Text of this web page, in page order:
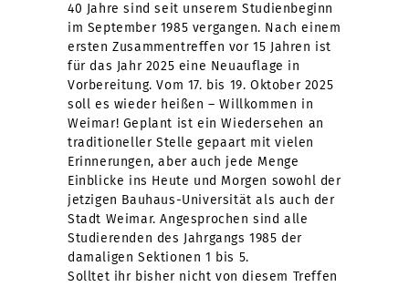
40 Jahre sind seit unserem Studienbeginn
im September 1985 vergangen. Nach einem
ersten Zusammentreffen vor 15 Jahren ist
für das Jahr 2025 eine Neuauflage in
Vorbereitung. Vom 17. bis 19. Oktober 2025
soll es wieder heißen – Willkommen in
Weimar! Geplant ist ein Wiedersehen an
traditioneller Stelle gepaart mit vielen
Erinnerungen, aber auch jede Menge
Einblicke ins Heute und Morgen sowohl der
jetzigen Bauhaus-Universität als auch der
Stadt Weimar. Angesprochen sind alle
Studierenden des Jahrgangs 1985 der
damaligen Sektionen 1 bis 5.
Solltet ihr bisher nicht von diesem Treffen